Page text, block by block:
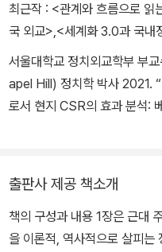
최근작 : <관계와 흐름으로 읽
국 외교>,<세계화 3.0과 국내
서울대학교 정치외교학부 부
apel Hill) 정치학 박사 2021.
로서 현지 CSR의 효과 분석:
구.” 『주권과 비교지역질서』 (
출판사 제공 책소개
책의 구성과 내용 1장은 근대 주권국가체제의 성립과 발전, 확대 과정
을 이론적, 역사적으로 살피는